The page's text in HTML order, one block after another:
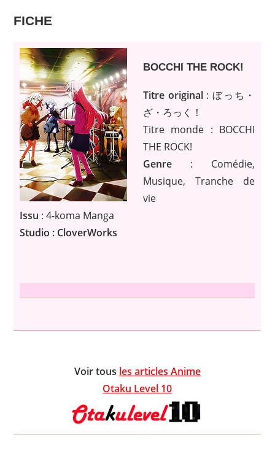
FICHE
BOCCHI THE ROCK!
Titre original: ぼっち・
ざ・ろっく！
Titre monde : BOCCHI
THE ROCK!
Genre: Comédie,
Musique, Tranche de
vie
Issu : 4-koma Manga
Studio : CloverWorks
Voir tous les articles Anime
Otaku Level 10